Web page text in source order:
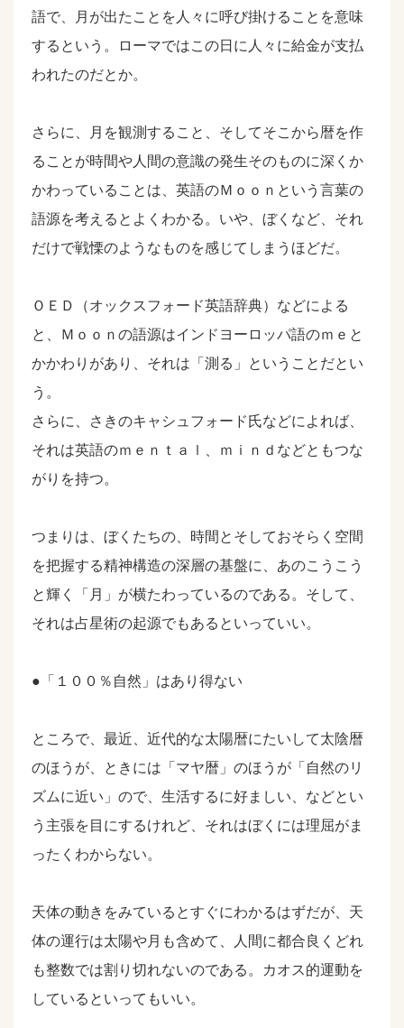
語で、月が出たことを人々に呼び掛けることを意味
するという。ローマではこの日に人々に給金が支払
われたのだとか。
さらに、月を観測すること、そしてそこから暦を作
ることが時間や人間の意識の発生そのものに深くか
かわっていることは、英語のＭｏｏｎという言葉の
語源を考えるとよくわかる。いや、ぼくなど、それ
だけで戦慄のようなものを感じてしまうほどだ。
ＯＥＤ（オックスフォード英語辞典）などによる
と、Ｍｏｏｎの語源はインドヨーロッパ語のｍｅと
かかわりがあり、それは「測る」ということだとい
う。
さらに、さきのキャシュフォード氏などによれば、
それは英語のｍｅｎｔａｌ、ｍｉｎｄなどともつな
がりを持つ。
つまりは、ぼくたちの、時間とそしておそらく空間
を把握する精神構造の深層の基盤に、あのこうこう
と輝く「月」が横たわっているのである。そして、
それは占星術の起源でもあるといっていい。
●「１００％自然」はあり得ない
ところで、最近、近代的な太陽暦にたいして太陰暦
のほうが、ときには「マヤ暦」のほうが「自然のリ
ズムに近い」ので、生活するに好ましい、などとい
う主張を目にするけれど、それはぼくには理屈がま
ったくわからない。
天体の動きをみているとすぐにわかるはずだが、天
体の運行は太陽や月も含めて、人間に都合良くどれ
も整数では割り切れないのである。カオス的運動を
しているといってもいい。